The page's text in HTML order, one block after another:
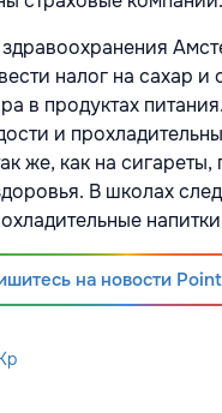
налог на сахар и
в продуктах
и
же, как на
В школах
на новости